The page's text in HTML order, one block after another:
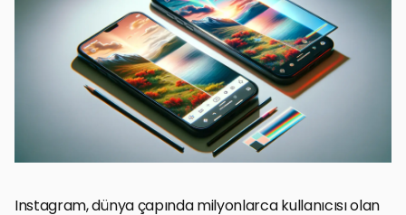
Filtrelerin Fotoğraflar Üzerindeki Etkisi
Filtrelerin Gücü: Görsel İçeriği Nasıl Dönüştürür?
Filtre Kullanımının Temel Prensipleri
Instagram Filtrelerinin Psikolojik Etkisi
Instagram Filtreleriyle Marka Kimliği Oluşturma
Instagram Filtre Trendleri ve Geleceği
Sonuç: Instagram Filtrelerinin Gücü
Instagram Filtre Kullanımı SSS
Instagram, dünya çapında milyonlarca kullanıcısı olan